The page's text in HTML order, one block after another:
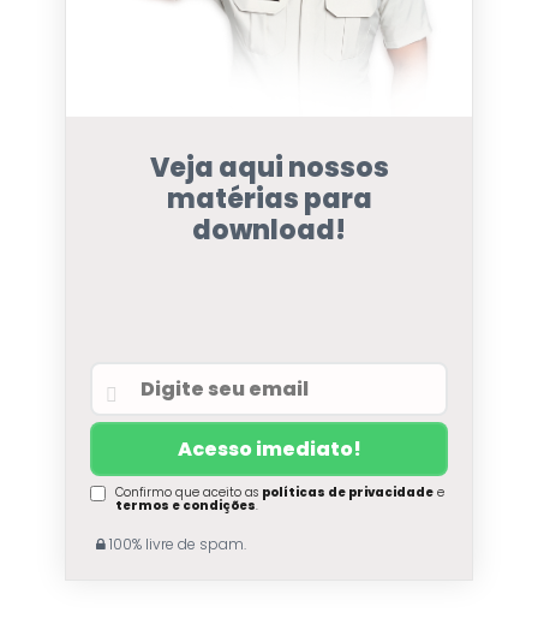
Veja aqui nossos
matérias para
download!
Confirmo que aceito as políticas de privacidadee
termos e condições.
100% livre de spam.